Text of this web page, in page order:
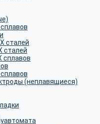
сталей
(неплавящиеся)